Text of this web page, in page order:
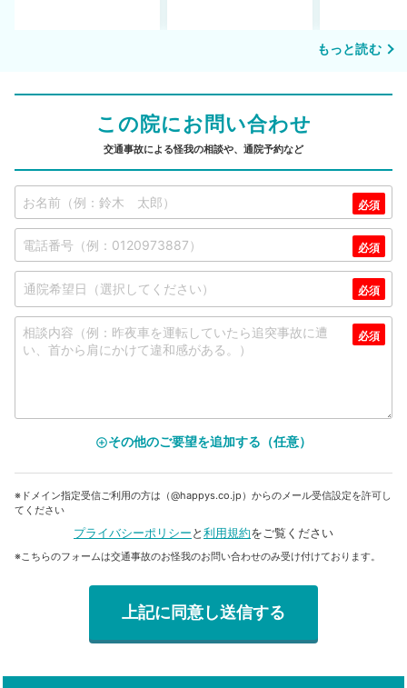
もっと読む
この院にお問い合わせ
交通事故による怪我の相談や、通院予約など
add_circle_outlineその他のご要望を追加する（任意）
※ドメイン指定受信ご利用の方は（@happys.co.jp）からのメール受信設定を許可し
てください
プライバシーポリシーと利用規約をご覧ください
※こちらのフォームは交通事故のお怪我のお問い合わせのみ受け付けております。